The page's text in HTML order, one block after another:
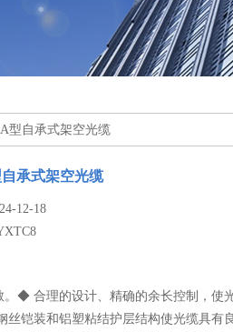
型自承式架空光缆
承式架空光缆
12-18
。◆ 合理的设计、精确的余长控制，使
铠装和铝塑粘结护层结构使光缆具有